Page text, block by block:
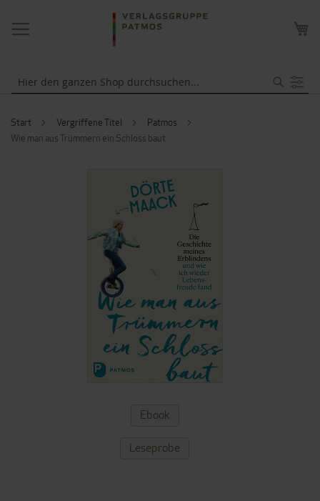
NAVIGATION
UMSCHALTEN
Start Vergriffene Titel
Patmos
Wie man aus Trümmern ein Schloss baut
ENDE
DER
BILDERGALERIE
SPRINGEN
ZUM
ANFANG
BILDERGALERIE
SPRINGEN
Ebook
Leseprobe